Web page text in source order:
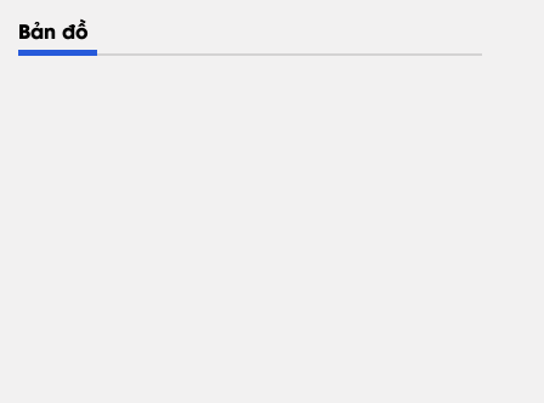
Bản đồ